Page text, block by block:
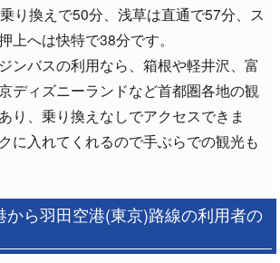
り換えで50分、浅草は直通で57分、ス
上へは快特で38分です。
ンバスの利用なら、箱根や軽井沢、富
ディズニーランドなど首都圏各地の観
り、乗り換えなしでアクセスできま
に入れてくれるので手ぶらでの観光も
から羽田空港(東京)路線の利用者の